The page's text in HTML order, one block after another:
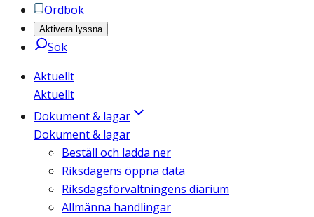
Ordbok
Aktivera lyssna
Sök
Aktuellt
Aktuellt
Dokument & lagar
Dokument & lagar
Beställ och ladda ner
Riksdagens öppna data
Riksdagsförvaltningens diarium
Allmänna handlingar